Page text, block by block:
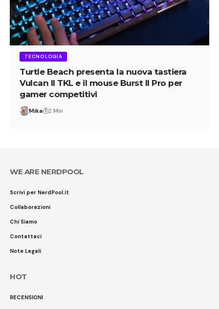
TECNOLOGIA
Turtle Beach presenta la nuova tastiera
Vulcan II TKL e il mouse Burst II Pro per
gamer competitivi
Mika 2 Min
WE ARE NERDPOOL
Scrivi per NerdPool.it
Collaborazioni
Chi Siamo
Contattaci
Note Legali
HOT
RECENSIONI